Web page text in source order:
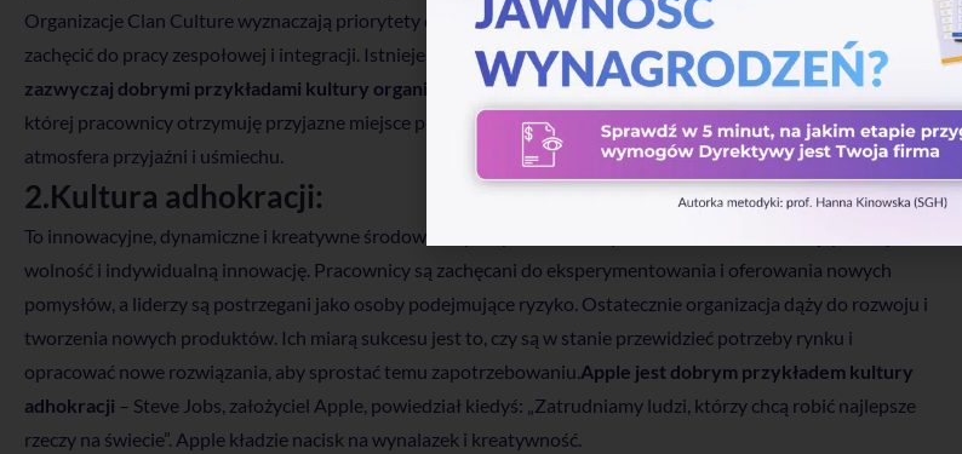
Organizacje Clan Culture wyznaczają priorytety dla działu kadr i wdrażają długoterminowe podejścia HR, aby
zachęcić do pracy zespołowej i integracji. Istnieje również silny nacisk na lojalność i tradycję.Mniejsze firmy są
zazwyczaj dobrymi przykładami kultury organizacji klanowej.
Na przykład HolidayCheck Polska, firma, w
której pracownicy otrzymuję przyjazne miejsce pracy, wiele integracji, wspólnych wyjść, a w pracy tworzona jest
atmosfera przyjaźni i uśmiechu.
2.Kultura adhokracji:
To innowacyjne, dynamiczne i kreatywne środowisko pracy. Przede wszystkim Kultura Adhokracji promuje
wolność i indywidualną innowację. Pracownicy są zachęcani do eksperymentowania i oferowania nowych
pomysłów, a liderzy są postrzegani jako osoby podejmujące ryzyko. Ostatecznie organizacja dąży do rozwoju i
tworzenia nowych produktów. Ich miarą sukcesu jest to, czy są w stanie przewidzieć potrzeby rynku i
opracować nowe rozwiązania, aby sprostać temu zapotrzebowaniu.Apple jest dobrym przykładem kultury
adhokracji – Steve Jobs, założyciel Apple, powiedział kiedyś: „Zatrudniamy ludzi, którzy chcą robić najlepsze
rzeczy na świecie”. Apple kładzie nacisk na wynalazek i kreatywność.